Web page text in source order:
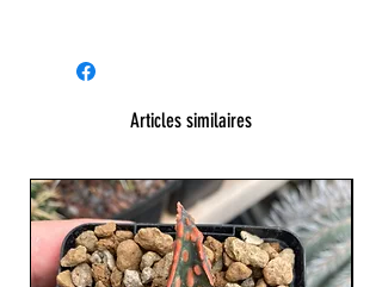
Articles similaires